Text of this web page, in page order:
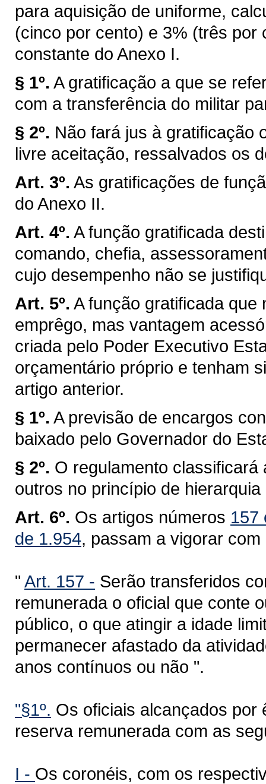
para aquisição de uniforme,
(cinco por cento) e 3% (três
constante do Anexo I.
§ 1º. A gratificação a que se
com a transferência do militar
§ 2º. Não fará jus à gratificação
livre aceitação, ressalvados os
Art. 3º. As gratificações de
do Anexo II.
Art. 4º. A função gratificada
comando, chefia,
cujo desempenho não se
Art. 5º. A função gratificada
emprêgo, mas vantagem
criada pelo Poder Executivo
orçamentário próprio e tenham
artigo anterior.
§ 1º. A previsão de encargos
baixado pelo Governador do
§ 2º. O regulamento
outros no princípio de hierarquia
Art. 6º. Os artigos números 157
de 1.954, passam a vigorar
" Art. 157 - Serão transferidos
remunerada o oficial que conte
público, o que atingir a idade
permanecer afastado da
anos contínuos ou não ".
"§1º. Os oficiais alcançados por
reserva remunerada com as
I - Os coronéis, com os